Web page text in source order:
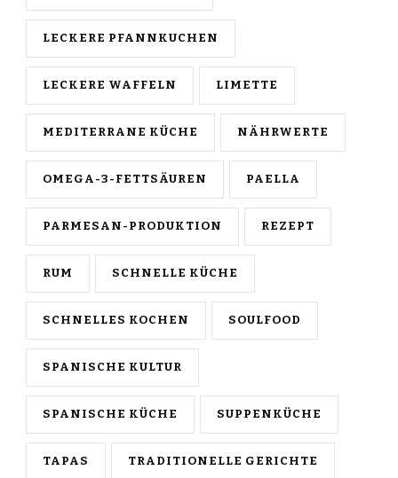
LECKERE PFANNKUCHEN
LECKERE WAFFELN LIMETTE
MEDITERRANE KÜCHE NÄHRWERTE
OMEGA-3-FETTSÄUREN PAELLA
PARMESAN-PRODUKTION REZEPT
RUM SCHNELLE KÜCHE
SCHNELLES KOCHEN SOULFOOD
SPANISCHE KULTUR
SPANISCHE KÜCHE SUPPENKÜCHE
TAPAS TRADITIONELLE GERICHTE